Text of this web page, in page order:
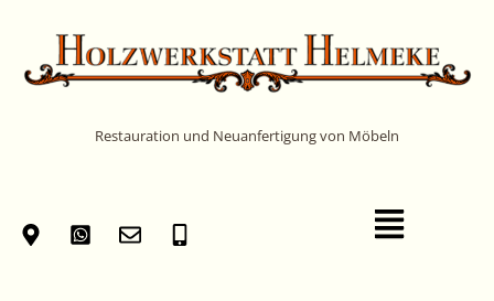
springen
Restauration und Neuanfertigung von Möbeln
Main
Menu